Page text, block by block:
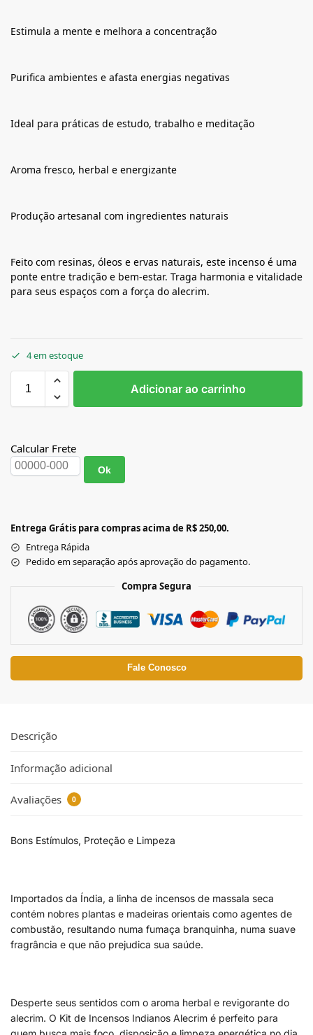
Estimula a mente e melhora a concentração
Purifica ambientes e afasta energias negativas
Ideal para práticas de estudo, trabalho e meditação
Aroma fresco, herbal e energizante
Produção artesanal com ingredientes naturais
Feito com resinas, óleos e ervas naturais, este incenso é uma
ponte entre tradição e bem-estar. Traga harmonia e vitalidade
para seus espaços com a força do alecrim.
4 em estoque
Adicionar ao carrinho
Calcular Frete
Ok
Entrega Grátis para compras acima de R$ 250,00.
Entrega Rápida
Pedido em separação após aprovação do pagamento.
Compra Segura
Fale Conosco
Descrição
Informação adicional
Avaliações 0
Bons Estímulos, Proteção e Limpeza
Importados da Índia, a linha de incensos de massala seca
contém nobres plantas e madeiras orientais como agentes de
combustão, resultando numa fumaça branquinha, numa suave
fragrância e que não prejudica sua saúde.
Desperte seus sentidos com o aroma herbal e revigorante do
alecrim. O Kit de Incensos Indianos Alecrim é perfeito para